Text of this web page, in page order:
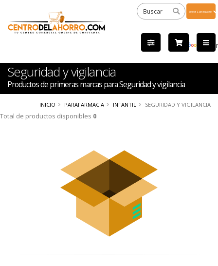
by
Seguridad y vigilancia
Productos de primeras marcas para Seguridad y vigilancia
INICIO PARAFARMACIA INFANTIL SEGURIDAD Y VIGILANCIA
Total de productos disponibles 0